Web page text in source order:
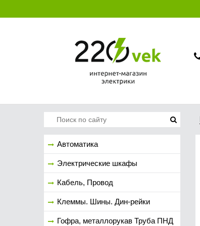
Автоматика
Электрические шкафы
Кабель, Провод
Клеммы. Шины. Дин-рейки
Гофра, металлорукав Труба ПНД